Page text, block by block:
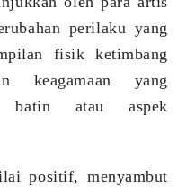
perilaku yang
fisik ketimbang
keagamaan yang
batin atau aspek
positif, menyambut